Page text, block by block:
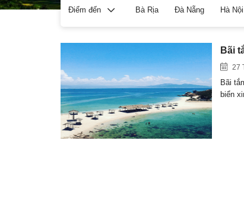
Điểm đến Bà Rịa Đà Nẵng Hà Nội
Bãi
27
Bãi
biển